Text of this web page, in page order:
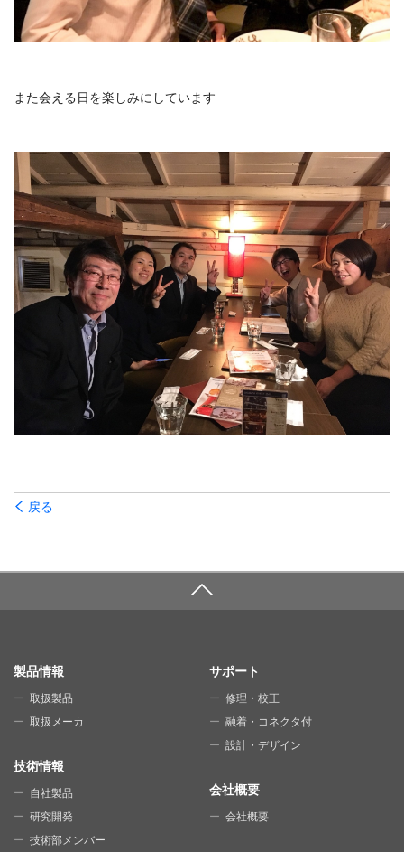
また会える日を楽しみにしています
戻る
SITE MAP
製品情報
取扱製品
取扱メーカ
技術情報
自社製品
研究開発
技術部メンバー
サポート
修理・校正
融着・コネクタ付
設計・デザイン
会社概要
会社概要